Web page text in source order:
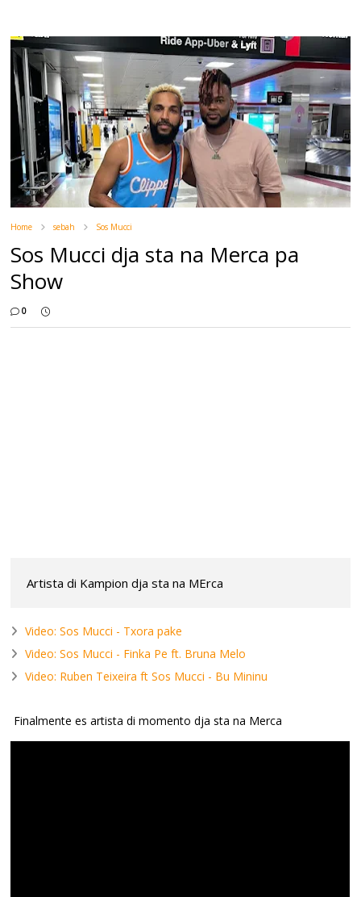
Home sebah Sos Mucci
Sos Mucci dja sta na Merca pa
Show
0
Artista di Kampion dja sta na MErca
Video: Sos Mucci - Txora pake
Video: Sos Mucci - Finka Pe ft. Bruna Melo
Video: Ruben Teixeira ft Sos Mucci - Bu Mininu
Finalmente es artista di momento dja sta na Merca